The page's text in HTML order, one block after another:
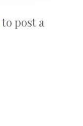
to post a